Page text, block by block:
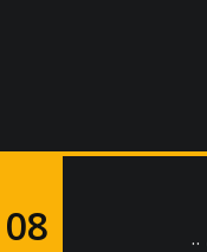
08
..